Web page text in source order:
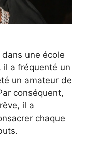
une école
il a fréquenté un
un amateur de
conséquent,
il a
chaque